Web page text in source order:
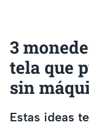
3
tela que
sin
Estas ideas